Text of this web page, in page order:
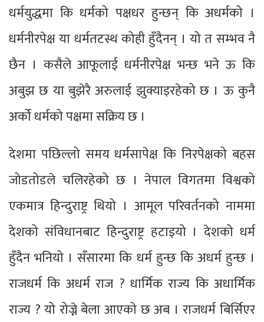
धर्मयुद्धमा कि धर्मको पक्षधर हुन्छन् कि अधर्मको ।
धर्मनीरपेक्ष या धर्मतटस्थ कोही हुँदैनन् । यो त सम्भव नै
छैन । कसैले आफूलाई धर्मनीरपेक्ष भन्छ भने ऊ कि
अबुझ छ या बुझेरै अरुलाई झुक्याइरहेको छ । ऊ कुनै
अर्को धर्मको पक्षमा सक्रिय छ ।
देशमा पछिल्लो समय धर्मसापेक्ष कि निरपेक्षको बहस
जोडतोडले चलिरहेको छ । नेपाल विगतमा विश्वको
एकमात्र हिन्दुराष्ट्र थियो । आमूल परिवर्तनको नाममा
देशको संविधानबाट हिन्दुराष्ट्र हटाइयो । देशको धर्म
हुँदैन भनियो । सँसारमा कि धर्म हुन्छ कि अधर्म हुन्छ ।
राजधर्म कि अधर्म राज ? धार्मिक राज्य कि अधार्मिक
राज्य ? यो रोज्ने बेला आएको छ अब । राजधर्म बिर्सिएर